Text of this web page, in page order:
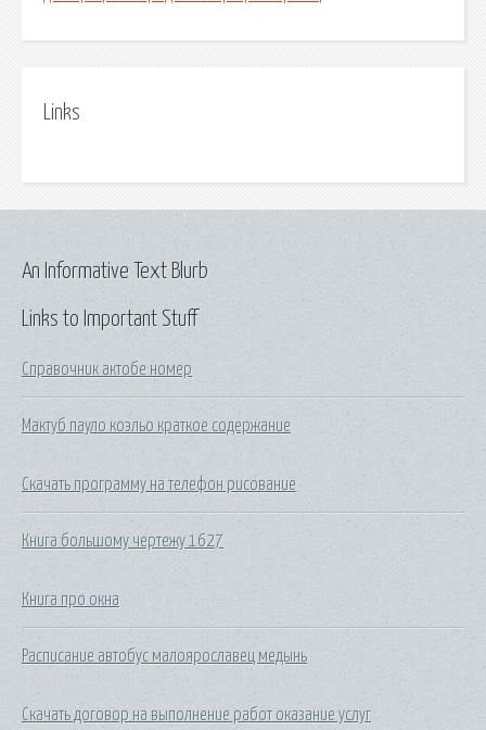
Links
Links to Important Stuff
Справочник актобе номер
Мактуб пауло коэльо краткое содержание
Скачать программу на телефон рисование
Книга большому чертежу 1627
Книга про окна
Расписание автобус малоярославец медынь
Скачать договор на выполнение работ оказание услуг
An Informative Text Blurb